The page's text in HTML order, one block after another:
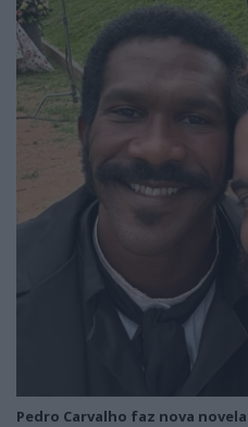
Pedro Carvalho faz nova